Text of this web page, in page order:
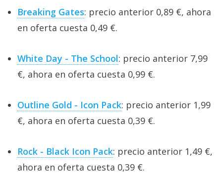
Breaking Gates: precio anterior 0,89 €, ahora
en oferta cuesta 0,49 €.
White Day - The School: precio anterior 7,99
€, ahora en oferta cuesta 0,99 €.
Outline Gold - Icon Pack: precio anterior 1,99
€, ahora en oferta cuesta 0,39 €.
Rock - Black Icon Pack: precio anterior 1,49 €,
ahora en oferta cuesta 0,39 €.